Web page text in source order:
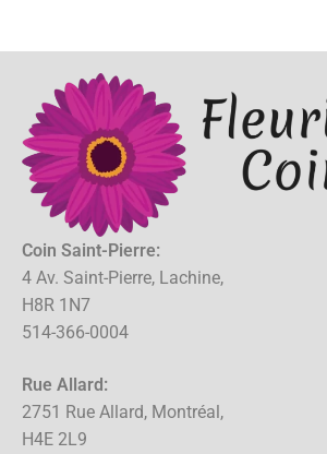
Coin Saint-Pierre:
4 Av. Saint-Pierre, Lachine,
H8R 1N7
514-366-0004
Rue Allard:
2751 Rue Allard, Montréal,
H4E 2L9